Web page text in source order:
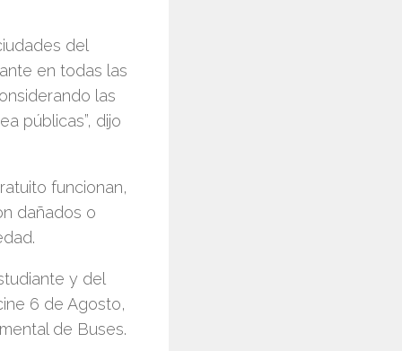
del
en todas las
las
públicas”, dijo
funcionan,
dañados o
y del
6 de Agosto,
de Buses.